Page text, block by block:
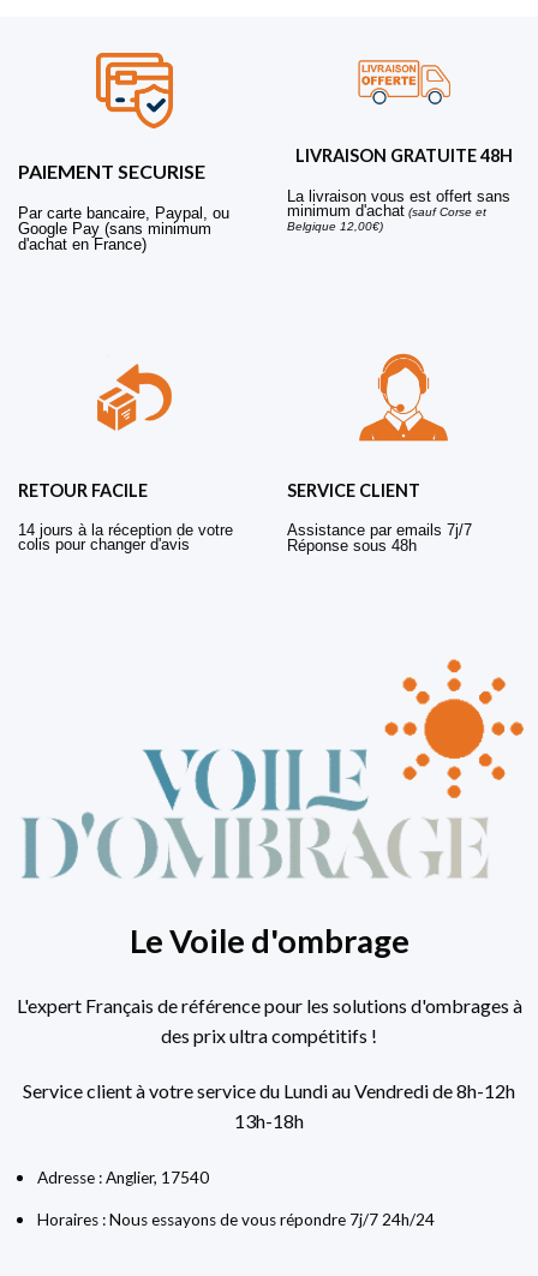
PAIEMENT SECURISE
Par carte bancaire, Paypal, ou
Google Pay (sans minimum
d'achat en France)
LIVRAISON GRATUITE 48H
La livraison vous est offert sans
minimum d'achat (sauf Corse et
Belgique 12,00€)
RETOUR FACILE
14 jours à la réception de votre
colis pour changer d'avis
SERVICE CLIENT
Assistance par emails 7j/7
Réponse sous 48h
Le Voile d'ombrage
L'expert Français de référence pour les solutions d'ombrages à
des prix ultra compétitifs !
Service client à votre service du Lundi au Vendredi de 8h-12h
13h-18h
Adresse : Anglier, 17540
Horaires : Nous essayons de vous répondre 7j/7 24h/24